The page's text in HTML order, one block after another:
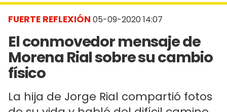
FUERTE REFLEXIÓN 05-09-2020 14:07
El conmovedor mensaje de
Morena Rial sobre su cambio
físico
La hija de Jorge Rial compartió fotos